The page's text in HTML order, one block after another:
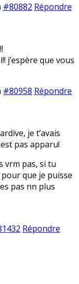
#80882 Répondre
j’espère que vous
#80958 Répondre
je t’avais
pas apparu!
vrm pas, si tu
que je puisse
pas nn plus
Répondre